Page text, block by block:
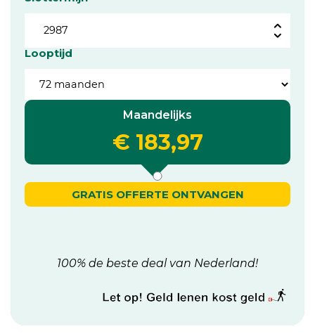
Looptijd
Maandelijks
€ 183,97
GRATIS OFFERTE ONTVANGEN
100% de beste deal van Nederland!